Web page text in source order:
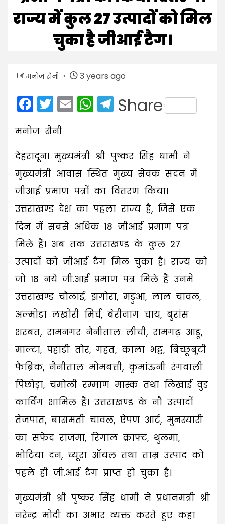
राज्य में कुल 27 उत्पादों को मिल
चुका है जीआई टैग।
मनोज सैनी 3 years ago
Facebook
Twitter
EmailWhatsApp
Telegram
Share
मनोज सैनी
देहरादून। मुख्यमंत्री श्री पुष्कर सिंह धामी ने
मुख्यमंत्री आवास स्थित मुख्य सेवक सदन में
जीआई प्रमाण पत्रों का वितरण किया।
उत्तराखण्ड देश का पहला राज्य है, जिसे एक
दिन में सबसे अधिक 18 जीआई प्रमाण पत्र
मिले हैं। अब तक उत्तराखण्ड के कुल 27
उत्पादों को जीआई टैग मिल चुका है। राज्य को
जो 18 नये जी.आई प्रमाण पत्र मिले हैं उनमें
उत्तराखण्ड चौलाई, झंगोरा, मंडुआ, लाल चावल,
अल्मोड़ा लखोरी मिर्च, बेरीनाग चाय, बुरांस
शरबत, रामनगर नैनीताल लीची, रामगढ़ आडू,
माल्टा, पहाड़ी तोर, गहत, काला भट्ट, बिच्छूबूटी
फैब्रिक, नैनीताल मोमबत्ती, कुमांऊनी रंगवाली
पिछोड़ा, चमोली रम्माण मास्क तथा लिखाई वुड
कार्विंग शामिल हैं। उत्तराखण्ड के नौ उत्पादों
तेजपात, बासमती चावल, ऐपण आर्ट, मुनस्यारी
का सफेद राजमा, रिंगाल क्राफ्ट, थुलमा,
भोटिया दन, च्यूरा ऑयल तथा ताम्र उत्पाद को
पहले ही जी.आई टैग प्राप्त हो चुका है।
मुख्यमंत्री श्री पुष्कर सिंह धामी ने प्रधानमंत्री श्री
नरेन्द्र मोदी का अभार व्यक्त करते हुए कहा